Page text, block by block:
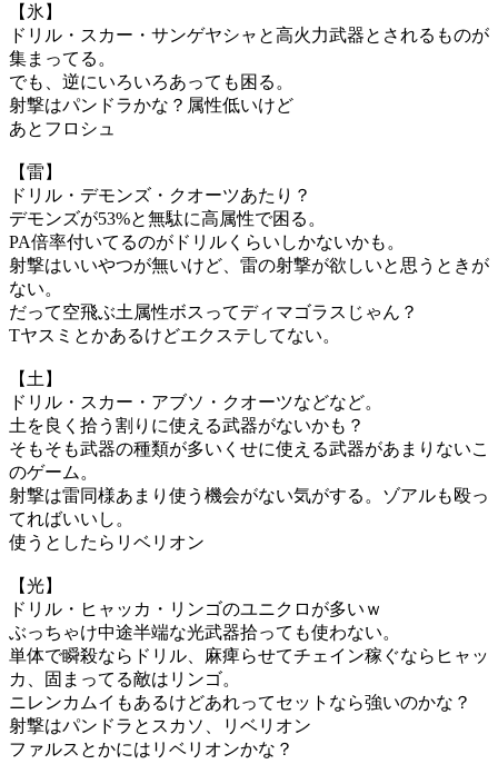
【氷】
ドリル・スカー・サンゲヤシャと高火力武器とされるものが
集まってる。
でも、逆にいろいろあっても困る。
射撃はパンドラかな？属性低いけど
あとフロシュ
【雷】
ドリル・デモンズ・クオーツあたり？
デモンズが53%と無駄に高属性で困る。
PA倍率付いてるのがドリルくらいしかないかも。
射撃はいいやつが無いけど、雷の射撃が欲しいと思うときが
ない。
だって空飛ぶ土属性ボスってディマゴラスじゃん？
Tヤスミとかあるけどエクステしてない。
【土】
ドリル・スカー・アブソ・クオーツなどなど。
土を良く拾う割りに使える武器がないかも？
そもそも武器の種類が多いくせに使える武器があまりないこ
のゲーム。
射撃は雷同様あまり使う機会がない気がする。ゾアルも殴っ
てればいいし。
使うとしたらリベリオン
【光】
ドリル・ヒャッカ・リンゴのユニクロが多いｗ
ぶっちゃけ中途半端な光武器拾っても使わない。
単体で瞬殺ならドリル、麻痺らせてチェイン稼ぐならヒャッ
カ、固まってる敵はリンゴ。
ニレンカムイもあるけどあれってセットなら強いのかな？
射撃はパンドラとスカソ、リベリオン
ファルスとかにはリベリオンかな？